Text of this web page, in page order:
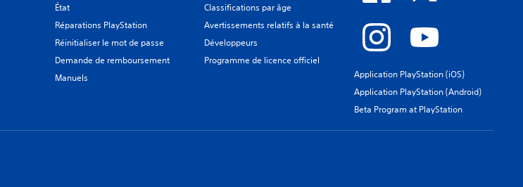
État
Réparations PlayStation
Réinitialiser le mot de passe
Demande de remboursement
Manuels
Classifications par âge
Avertissements relatifs à la santé
Développeurs
Programme de licence officiel
Application PlayStation (iOS)
Application PlayStation (Android)
Beta Program at PlayStation